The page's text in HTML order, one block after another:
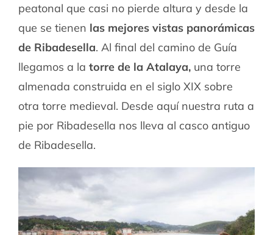
peatonal que casi no pierde altura y desde la
que se tienen las mejores vistas panorámicas
de Ribadesella. Al final del camino de Guía
llegamos a la torre de la Atalaya,una torre
almenada construida en el siglo XIX sobre
otra torre medieval. Desde aquí nuestra ruta a
pie por Ribadesella nos lleva al casco antiguo
de Ribadesella.